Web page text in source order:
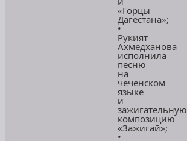
«Горцы
Дагестана»;
•
Рукият
Ахмедханова
исполнила
песню
на
чеченском
языке
и
зажигательную
композицию
«Зажигай»;
•